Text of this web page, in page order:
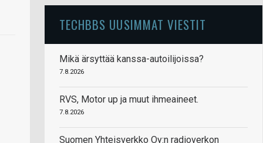
TECHBBS UUSIMMAT VIESTIT
Mikä ärsyttää kanssa-autoilijoissa?
7.8.2026
RVS, Motor up ja muut ihmeaineet.
7.8.2026
Suomen Yhteisverkko Oy:n radioverkon